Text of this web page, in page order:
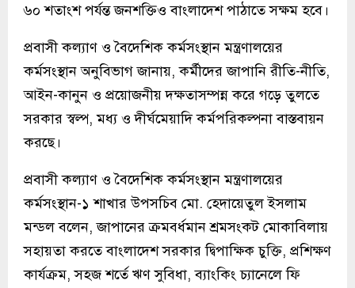
৬০ শতাংশ পর্যন্ত জনশক্তিও বাংলাদেশ পাঠাতে সক্ষম হবে।
প্রবাসী কল্যাণ ও বৈদেশিক কর্মসংস্থান মন্ত্রণালয়ের
কর্মসংস্থান অনুবিভাগ জানায়, কর্মীদের জাপানি রীতি-নীতি,
আইন-কানুন ও প্রয়োজনীয় দক্ষতাসম্পন্ন করে গড়ে তুলতে
সরকার স্বল্প, মধ্য ও দীর্ঘমেয়াদি কর্মপরিকল্পনা বাস্তবায়ন
করছে।
প্রবাসী কল্যাণ ও বৈদেশিক কর্মসংস্থান মন্ত্রণালয়ের
কর্মসংস্থান-১ শাখার উপসচিব মো. হেদায়েতুল ইসলাম
মন্ডল বলেন, জাপানের ক্রমবর্ধমান শ্রমসংকট মোকাবিলায়
সহায়তা করতে বাংলাদেশ সরকার দ্বিপাক্ষিক চুক্তি, প্রশিক্ষণ
কার্যক্রম, সহজ শর্তে ঋণ সুবিধা, ব্যাংকিং চ্যানেলে ফি